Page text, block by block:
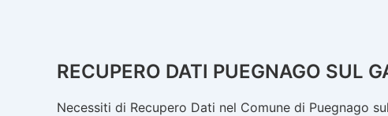
RECUPERO DATI PUEGNAGO SUL
Necessiti di Recupero Dati nel Comune di Puegnago